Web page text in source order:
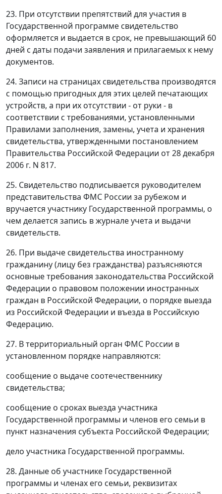
23. При отсутствии препятствий для участия в
Государственной программе свидетельство
оформляется и выдается в срок, не превышающий 60
дней с даты подачи заявления и прилагаемых к нему
документов.
24. Записи на страницах свидетельства производятся
с помощью пригодных для этих целей печатающих
устройств, а при их отсутствии - от руки - в
соответствии с требованиями, установленными
Правилами заполнения, замены, учета и хранения
свидетельства, утвержденными постановлением
Правительства Российской Федерации от 28 декабря
2006 г. N 817.
25. Свидетельство подписывается руководителем
представительства ФМС России за рубежом и
вручается участнику Государственной программы, о
чем делается запись в журнале учета и выдачи
свидетельств.
26. При выдаче свидетельства иностранному
гражданину (лицу без гражданства) разъясняются
основные требования законодательства Российской
Федерации о правовом положении иностранных
граждан в Российской Федерации, о порядке выезда
из Российской Федерации и въезда в Российскую
Федерацию.
27. В территориальный орган ФМС России в
установленном порядке направляются:
сообщение о выдаче соотечественнику
свидетельства;
сообщение о сроках выезда участника
Государственной программы и членов его семьи в
пункт назначения субъекта Российской Федерации;
дело участника Государственной программы.
28. Данные об участнике Государственной
программы и членах его семьи, реквизитах